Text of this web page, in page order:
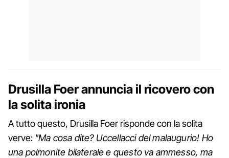
Drusilla Foer annuncia il ricovero con
la solita ironia
A tutto questo, Drusilla Foer risponde con la solita
verve: "Ma cosa dite? Uccellacci del malaugurio! Ho
una polmonite bilaterale e questo va ammesso, ma